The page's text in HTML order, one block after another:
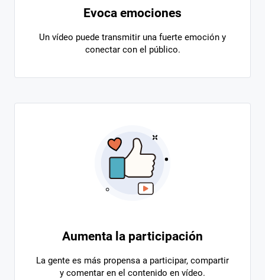
Evoca emociones
Un vídeo puede transmitir una fuerte emoción y
conectar con el público.
Aumenta la participación
La gente es más propensa a participar, compartir
y comentar en el contenido en vídeo.